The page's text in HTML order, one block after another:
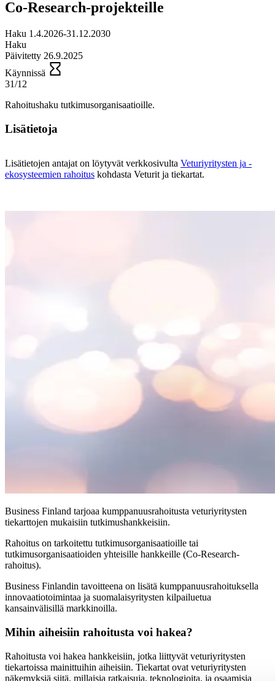
Co-Research-projekteille
Haku 1.4.2026-31.12.2030
Haku
Päivitetty 26.9.2025
Käynnissä
31/12
Rahoitushaku tutkimusorganisaatioille.
Lisätietoja
Lisätietojen antajat on löytyvät verkkosivulta Veturiyritysten ja -
ekosysteemien rahoitus kohdasta Veturit ja tiekartat.
Business Finland tarjoaa kumppanuusrahoitusta veturiyritysten
tiekarttojen mukaisiin tutkimushankkeisiin.
Rahoitus on tarkoitettu tutkimusorganisaatioille tai
tutkimusorganisaatioiden yhteisille hankkeille (Co-Research-
rahoitus).
Business Finlandin tavoitteena on lisätä kumppanuusrahoituksella
innovaatiotoimintaa ja suomalaisyritysten kilpailuetua
kansainvälisillä markkinoilla.
Mihin aiheisiin rahoitusta voi hakea?
Rahoitusta voi hakea hankkeisiin, jotka liittyvät veturiyritysten
tiekartoissa mainittuihin aiheisiin. Tiekartat ovat veturiyritysten
näkemyksiä siitä, millaisia ratkaisuja, teknologioita, ja osaamisia